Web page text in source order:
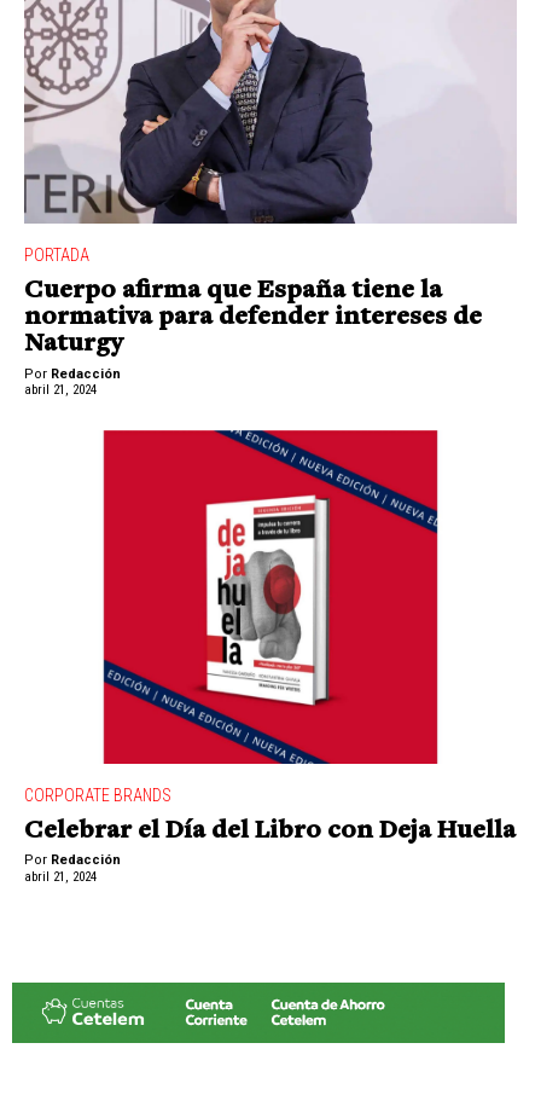
PORTADA
Cuerpo afirma que España tiene la
normativa para defender intereses de
Naturgy
Por Redacción
abril 21, 2024
CORPORATE BRANDS
Celebrar el Día del Libro con Deja Huella
Por Redacción
abril 21, 2024